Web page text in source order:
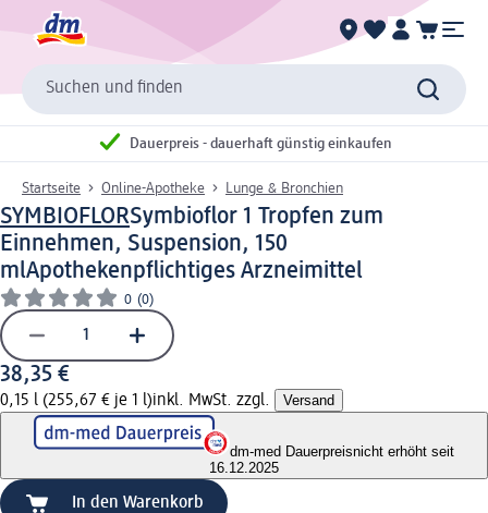
Suchen und finden
Dauerpreis - dauerhaft günstig einkaufen
Startseite Online-Apotheke Lunge & Bronchien
SYMBIOFLORSymbioflor 1 Tropfen zum
Einnehmen, Suspension, 150
mlApothekenpflichtiges Arzneimittel
0 (0)
38,35 €
0,15 l (255,67 € je 1 l)inkl. MwSt. zzgl. Versand
dm-med Dauerpreisnicht erhöht seit
16.12.2025
In den Warenkorb